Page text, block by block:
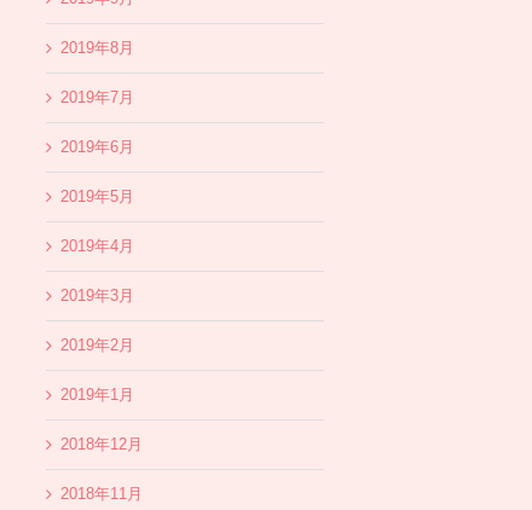
2019年8月
2019年7月
2019年6月
2019年5月
2019年4月
2019年3月
2019年2月
2019年1月
2018年12月
2018年11月